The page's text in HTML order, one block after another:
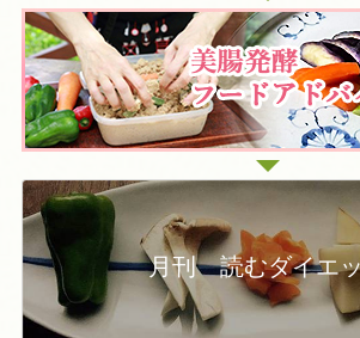
月刊 読むダイエ